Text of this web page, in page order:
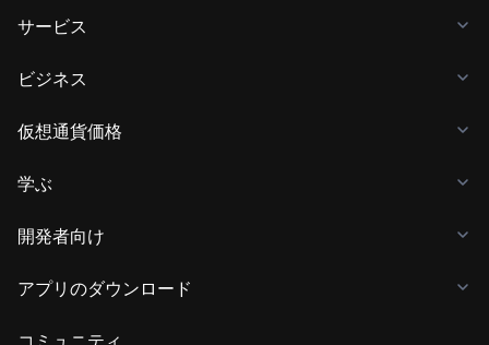
サービス
ビジネス
仮想通貨価格
学ぶ
開発者向け
アプリのダウンロード